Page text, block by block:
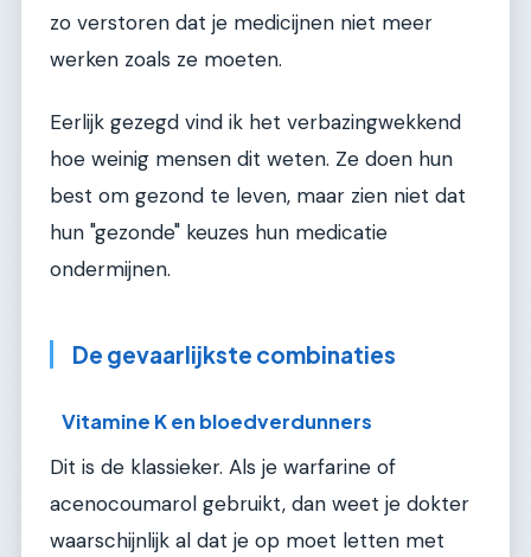
zo verstoren dat je medicijnen niet meer
werken zoals ze moeten.
Eerlijk gezegd vind ik het verbazingwekkend
hoe weinig mensen dit weten. Ze doen hun
best om gezond te leven, maar zien niet dat
hun "gezonde" keuzes hun medicatie
ondermijnen.
De gevaarlijkste combinaties
Vitamine K en bloedverdunners
Dit is de klassieker. Als je warfarine of
acenocoumarol gebruikt, dan weet je dokter
waarschijnlijk al dat je op moet letten met